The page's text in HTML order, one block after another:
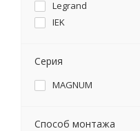
Legrand
IEK
Серия
MAGNUM
Способ монтажа